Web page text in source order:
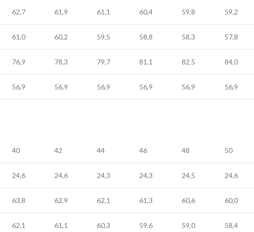
62,7 61,9 61,1 60,4 59,8 59,2
61,0 60,2 59,5 58,8 58,3 57,8
76,9 78,3 79,7 81,1 82,5 84,0
56,9 56,9 56,9 56,9 56,9 56,9
40 42 44 46 48 50
24,6 24,6 24,3 24,3 24,5 24,6
63,8 62,9 62,1 61,3 60,6 60,0
62,1 61,1 60,3 59,6 59,0 58,4